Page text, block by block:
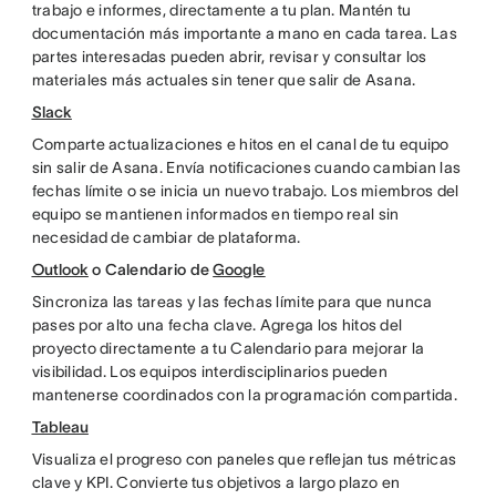
trabajo e informes, directamente a tu plan. Mantén tu
documentación más importante a mano en cada tarea. Las
partes interesadas pueden abrir, revisar y consultar los
materiales más actuales sin tener que salir de Asana.
Slack
Comparte actualizaciones e hitos en el canal de tu equipo
sin salir de Asana. Envía notificaciones cuando cambian las
fechas límite o se inicia un nuevo trabajo. Los miembros del
equipo se mantienen informados en tiempo real sin
necesidad de cambiar de plataforma.
Outlook o Calendario deGoogle
Sincroniza las tareas y las fechas límite para que nunca
pases por alto una fecha clave. Agrega los hitos del
proyecto directamente a tu Calendario para mejorar la
visibilidad. Los equipos interdisciplinarios pueden
mantenerse coordinados con la programación compartida.
Tableau
Visualiza el progreso con paneles que reflejan tus métricas
clave y KPI. Convierte tus objetivos a largo plazo en